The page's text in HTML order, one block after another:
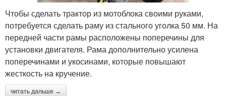
Чтобы сделать трактор из мотоблока своими руками,
потребуется сделать раму из стального уголка 50 мм. На
передней части рамы расположены поперечины для
установки двигателя. Рама дополнительно усилена
поперечинами и укосинами, которые повышают
жесткость на кручение.
читать дальше →